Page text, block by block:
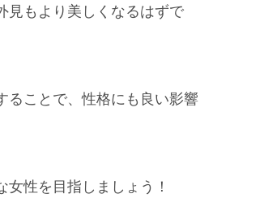
見もより美しくなるはずで
ることで、性格にも良い影響
性を目指しましょう！